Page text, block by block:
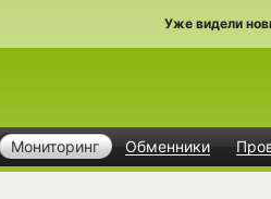
Уже видели
Мониторинг Обменники